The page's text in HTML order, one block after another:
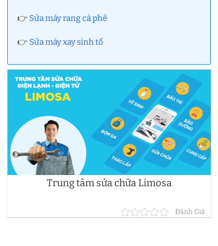
👉 Sửa máy rang cà phê
👉 Sửa máy xay sinh tố
Trung tâm sửa chữa Limosa
Đánh Giá